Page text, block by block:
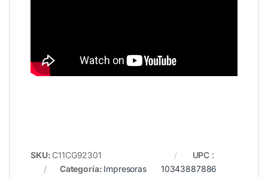
SKU: C11CG92301
Categoría: Impresoras
UPC :
10343887886